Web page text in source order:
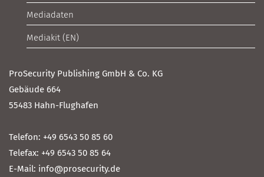
Mediadaten
Mediakit (EN)
ProSecurity Publishing GmbH & Co. KG
Gebäude 664
55483 Hahn-Flughafen
Telefon: +49 6543 50 85 60
Telefax: +49 6543 50 85 64
E-Mail: info@prosecurity.de